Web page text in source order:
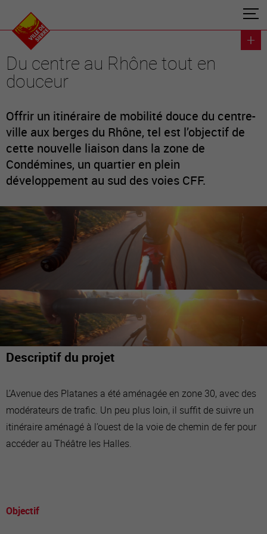
Du centre au Rhône tout en
douceur
Offrir un itinéraire de mobilité douce du centre-
ville aux berges du Rhône, tel est l’objectif de
cette nouvelle liaison dans la zone de
Condémines, un quartier en plein
développement au sud des voies CFF.
Descriptif du projet
L’Avenue des Platanes a été aménagée en zone 30, avec des
modérateurs de trafic. Un peu plus loin, il suffit de suivre un
itinéraire aménagé à l’ouest de la voie de chemin de fer pour
accéder au Théâtre les Halles.
Objectif